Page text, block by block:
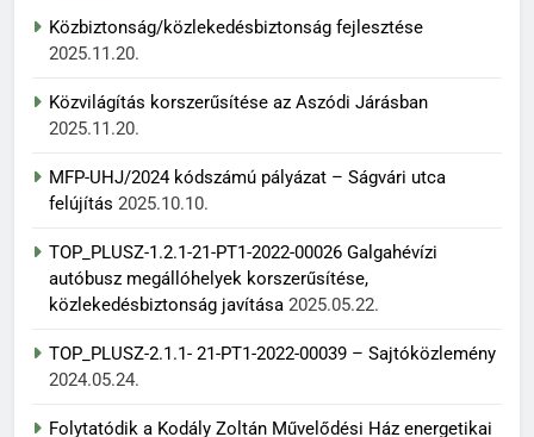
Közbiztonság/közlekedésbiztonság fejlesztése
2025.11.20.
Közvilágítás korszerűsítése az Aszódi Járásban
2025.11.20.
MFP-UHJ/2024 kódszámú pályázat – Ságvári utca
felújítás 2025.10.10.
TOP_PLUSZ-1.2.1-21-PT1-2022-00026 Galgahévízi
autóbusz megállóhelyek korszerűsítése,
közlekedésbiztonság javítása 2025.05.22.
TOP_PLUSZ-2.1.1- 21-PT1-2022-00039 – Sajtóközlemény
2024.05.24.
Folytatódik a Kodály Zoltán Művelődési Ház energetikai